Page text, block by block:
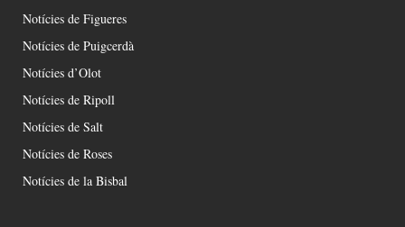
Notícies de Figueres
Notícies de Puigcerdà
Notícies d’Olot
Notícies de Ripoll
Notícies de Salt
Notícies de Roses
Notícies de la Bisbal